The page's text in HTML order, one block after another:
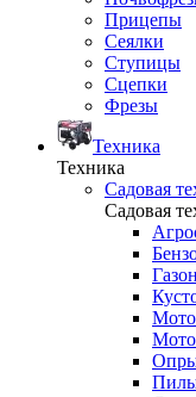
Прицепы
Сеялки
Ступицы
Сцепки
Фрезы
Техника
Техника
Садовая
Садовая